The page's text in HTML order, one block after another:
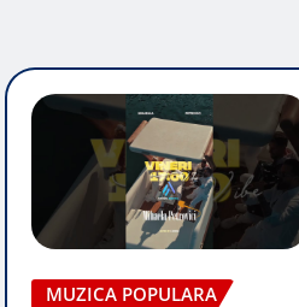
MUZICA POPULARA